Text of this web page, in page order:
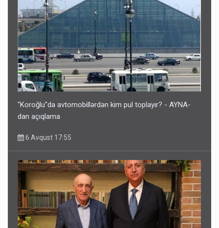
"Koroğlu"da avtomobillərdən kim pul toplayır? - AYNA-
dan açıqlama
6 Avqust 17:55